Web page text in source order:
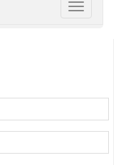
Toggle
navigation